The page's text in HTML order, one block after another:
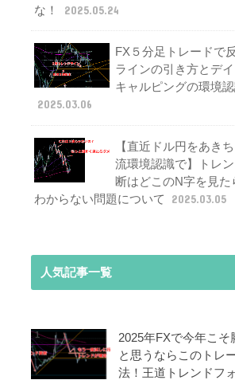
な！
2025.05.24
FX５分足トレードで
ラインの引き方とデ
キャルピングの環境
2025.03.06
【直近ドル円をあき
流環境認識で】トレン
断はどこのN字を見た
わからない問題について
2025.03.05
人気記事一覧
2025年FXで今年こそ
と思うならこのトレ
法！王道トレンドフ